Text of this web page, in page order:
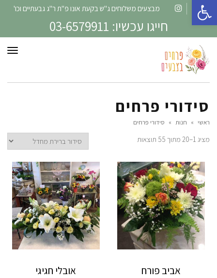
פתח סרגל נגישות
Facebook
מבצעים משלוחים ג"ש בקעת אונו פ"ת ר"ג גבעתיים וכו'
חייגו עכשיו: 03-6579911
סידורי פרחים
ראשי » חנות » סידורי פרחים
מציג 1–20 מתוך 55 תוצאות
אביב פורח אובלי חגיגי